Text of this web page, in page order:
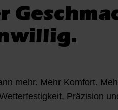
mehr. Mehr Komfort.
Präzision